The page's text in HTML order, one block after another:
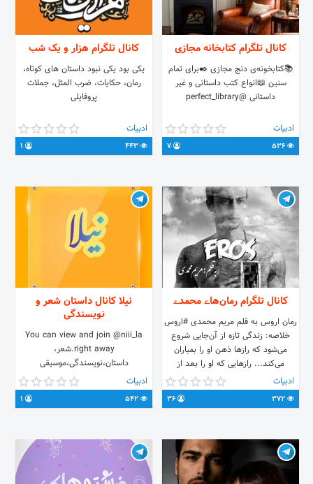
کانال تلگرام کتابخانه مجازی
📚کتابخونه‌ی دنج مجازی ✒️برای تمام
سنین 📖انواع کتب داستانی و غیر
داستانی @perfect_library
ادبیات
کانال تلگرام هزار و یک شب
یکی بود یکی نبود داستان های کوتاه،
رمان، حکایات، ضرب المثل، جملات
پروفایلی
ادبیات
کانال تلگرام رمان‌هاے محمدے
رمان اروس به قلم مریم محمدی #اروس
خلاصه: زندگی تازه از آن‌جایی شروع
می‌شود که راز‌ها ذهن او را بمباران
می‌کند... رازهایی که او را بعد از
گذشت بیست سال، به فکر فرو می‌برد‌.
روایتی از دلباختگی و عاری از انفکاک...
عشقی جاودانه و پیوندی ناگسستنی...
کشف حقایقی تلخ و شیرین، پا به
میدان رزم می‌گذارد. میدانی که
جای‌جای قدمگاهش بوی خون و عشق و
ادبیات
نیلا کانال داستان شعر و
نویسندگی
You can view and join @niii_la
right away.شعر،
داستان،نویسندگی،موسیقی
ادبیات